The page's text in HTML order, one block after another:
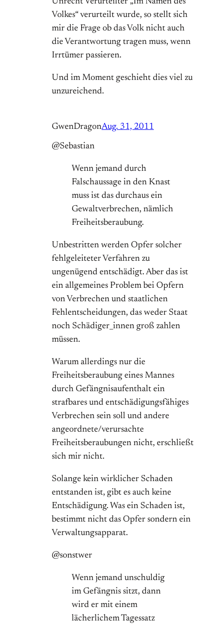
Volkes“ verurteilt wurde, so stellt sich
mir die Frage ob das Volk nicht auch
die Verantwortung tragen muss, wenn
Irrtümer passieren.
Und im Moment geschieht dies viel zu
unzureichend.
GwenDragonAug. 31, 2011
@Sebastian
Wenn jemand durch
Falschaussage in den Knast
muss ist das durchaus ein
Gewaltverbrechen, nämlich
Freiheitsberaubung.
Unbestritten werden Opfer solcher
fehlgeleiteter Verfahren zu
ungenügend entschädigt. Aber das ist
ein allgemeines Problem bei Opfern
von Verbrechen und staatlichen
Fehlentscheidungen, das weder Staat
noch Schädiger_innen groß zahlen
müssen.
Warum allerdings nur die
Freiheitsberaubung eines Mannes
durch Gefängnisaufenthalt ein
strafbares und entschädigungsfähiges
Verbrechen sein soll und andere
angeordnete/verursachte
Freiheitsberaubungen nicht, erschließt
sich mir nicht.
Solange kein wirklicher Schaden
entstanden ist, gibt es auch keine
Entschädigung. Was ein Schaden ist,
bestimmt nicht das Opfer sondern ein
Verwaltungsapparat.
@sonstwer
Wenn jemand unschuldig
im Gefängnis sitzt, dann
wird er mit einem
lächerlichem Tagessatz